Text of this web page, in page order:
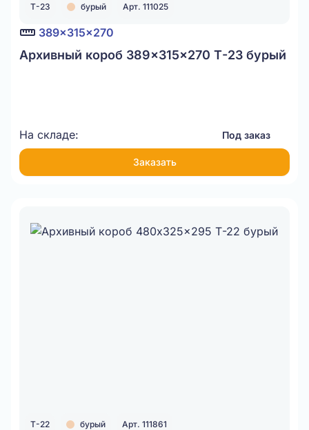
Т-23 бурый Арт. 111025
389x315x270
Архивный короб 389x315x270 Т-23 бурый
На складе: Под заказ
Заказать
Т-22 бурый Арт. 111861